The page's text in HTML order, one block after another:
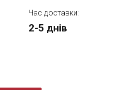
Час доставки:
2-5 днів